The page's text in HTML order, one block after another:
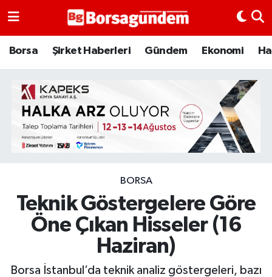
Borsa Şirket Haberleri Gündem Ekonomi
BORSA
Teknik Göstergelere Göre
Öne Çıkan Hisseler (16
Haziran)
Borsa İstanbul’da teknik analiz göstergeleri, bazı
Borsa
Emtia
Galeri
Bitcoin
Şirket Haberleri
Borsa Gundem